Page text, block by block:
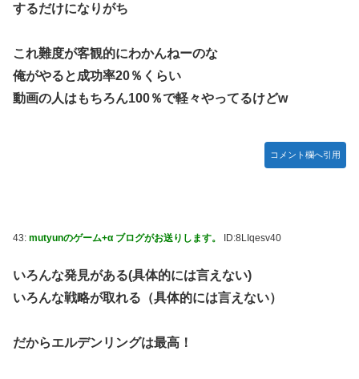
するだけになりがち
これ難度が客観的にわかんねーのな
俺がやると成功率20％くらい
動画の人はもちろん100％で軽々やってるけどw
コメント欄へ引用
43: mutyunのゲーム+α ブログがお送りします。 ID:8LIqesv40
いろんな発見がある(具体的には言えない)
いろんな戦略が取れる（具体的には言えない）
だからエルデンリングは最高！